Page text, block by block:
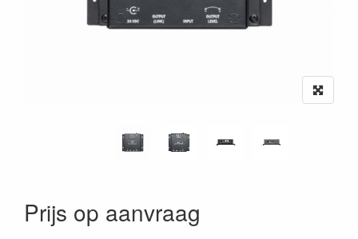
Prijs op aanvraag